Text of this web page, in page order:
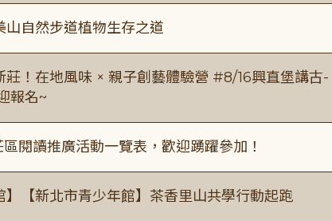
山自然步道植物生存之道
莊！在地風味 × 親子創藝體驗營 #8/16興直堡講古-
報名~
區閱讀推廣活動一覽表，歡迎踴躍參加！
】【新北市青少年館】茶香里山共學行動起跑